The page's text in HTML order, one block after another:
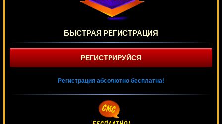
БЫСТРАЯ РЕГИСТРАЦИЯ
РЕГИСТРИРУЙСЯ
Регистрация абсолютно бесплатна!